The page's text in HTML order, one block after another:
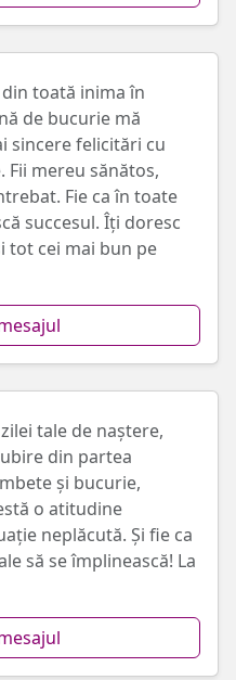
toată inima în
de bucurie mă
sincere felicitări cu
Fii mereu sănătos,
Fie ca în toate
succesul. Îți doresc
tot cei mai bun pe
tale de naștere,
din partea
și bucurie,
o atitudine
neplăcută. Și fie ca
să se împlinească! La